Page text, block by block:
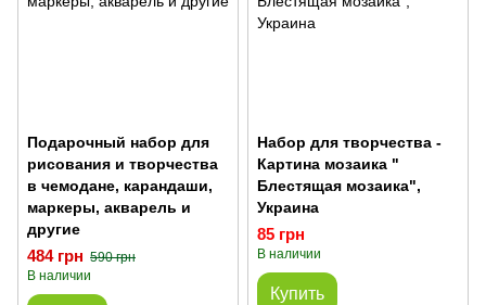
Подарочный набор для
рисования и творчества
в чемодане, карандаши,
маркеры, акварель и
другие
484 грн 590 грн
В наличии
Набор для творчества -
Картина мозаика "
Блестящая мозаика",
Украина
85 грн
В наличии
Купить